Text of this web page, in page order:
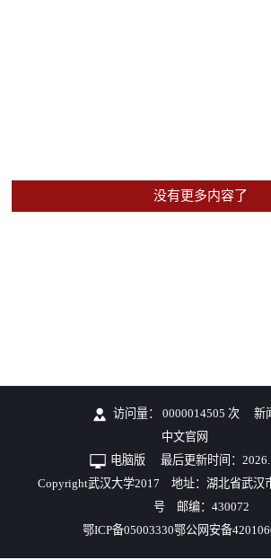
没有更多内容了
访问量： 0000014505 次
新
中文官网
电脑版
最后更新时间： 2026.
Copyright武汉大学2017 地址：湖北省武汉
号 邮编：430072
鄂ICP备05003330鄂公网安备